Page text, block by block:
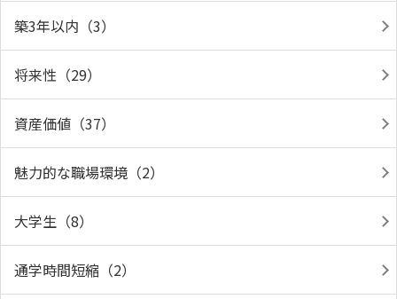
築3年以内（3）
将来性（29）
資産価値（37）
魅力的な職場環境（2）
大学生（8）
通学時間短縮（2）